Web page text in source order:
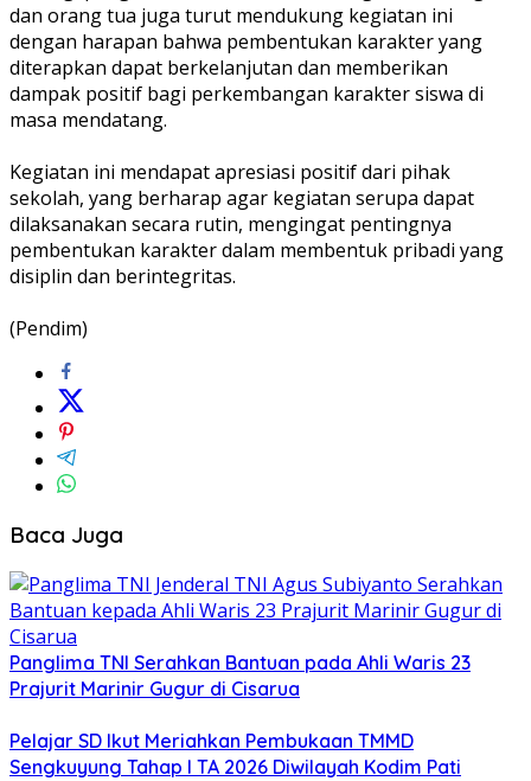
dan orang tua juga turut mendukung kegiatan ini
dengan harapan bahwa pembentukan karakter yang
diterapkan dapat berkelanjutan dan memberikan
dampak positif bagi perkembangan karakter siswa di
masa mendatang.
‎Kegiatan ini mendapat apresiasi positif dari pihak
sekolah, yang berharap agar kegiatan serupa dapat
dilaksanakan secara rutin, mengingat pentingnya
pembentukan karakter dalam membentuk pribadi yang
disiplin dan berintegritas.
‎(Pendim)
Baca Juga
Panglima TNI Serahkan Bantuan pada Ahli Waris 23
Prajurit Marinir Gugur di Cisarua
Pelajar SD Ikut Meriahkan Pembukaan TMMD
Sengkuyung Tahap I TA 2026 Diwilayah Kodim Pati